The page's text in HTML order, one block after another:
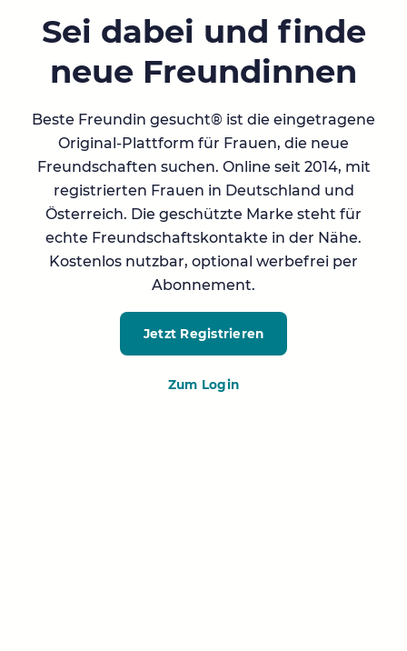
Sei dabei und finde
neue Freundinnen
Beste Freundin gesucht® ist die eingetragene
Original-Plattform für Frauen, die neue
Freundschaften suchen. Online seit 2014, mit
registrierten Frauen in Deutschland und
Österreich. Die geschützte Marke steht für
echte Freundschaftskontakte in der Nähe.
Kostenlos nutzbar, optional werbefrei per
Abonnement.
Jetzt Registrieren
Zum Login